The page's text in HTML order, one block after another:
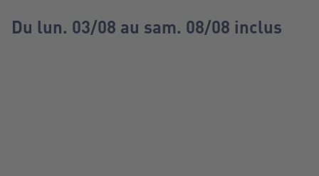
Du lun. 03/08 au sam. 08/08 inclus